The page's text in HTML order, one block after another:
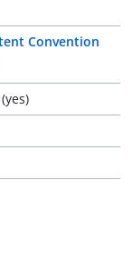
Convention